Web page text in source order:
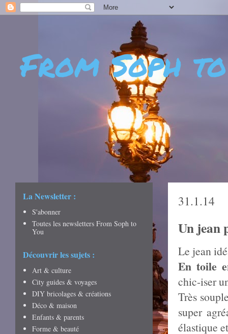
From Soph
- DÉCOUVERTES -
CRÉATIVITÉ - ART
31.1.14
Un jean
Le jean
En toile
chic-iser
Très
super
élastique
La Newsletter :
S'abonner
Toutes les newsletters From Soph to
You
Découvrir les sujets :
Art & culture
City guides & voyages
DIY bricolages & créations
Déco & maison
Enfants & parents
Forme & beauté